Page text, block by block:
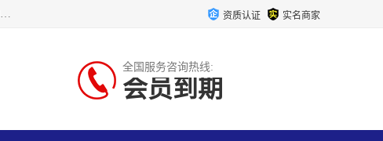
广州如江智能科技有限公司自主研排队叫号系统、工业一体机、叫号机、评价器系统、排队机、微信预约排队系统、智能会议预约系统、自助终端机、自助查询机、LED显示屏、触控一体机、平板会议一体机、教学一体机、室户外液晶广告机等生产以及解决方案，是一家高新技术企业，支持软硬件定制，全国上门安装售后服务。 资质认证 实名商家
全国服务咨询热线:
会员到期